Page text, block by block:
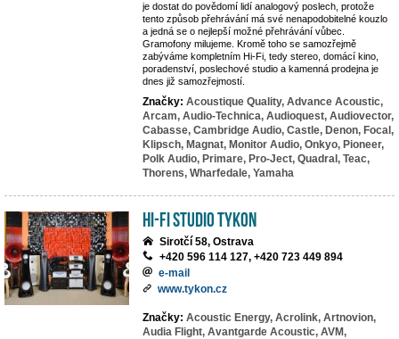
je dostat do povědomí lidí analogový poslech, protože
tento způsob přehrávání má své nenapodobitelné kouzlo
a jedná se o nejlepší možné přehrávání vůbec.
Gramofony milujeme. Kromě toho se samozřejmě
zabýváme kompletním Hi-Fi, tedy stereo, domácí kino,
poradenství, poslechové studio a kamenná prodejna je
dnes již samozřejmostí.
Značky: Acoustique Quality, Advance Acoustic,
Arcam, Audio-Technica, Audioquest, Audiovector,
Cabasse, Cambridge Audio, Castle, Denon, Focal,
Klipsch, Magnat, Monitor Audio, Onkyo, Pioneer,
Polk Audio, Primare, Pro-Ject, Quadral, Teac,
Thorens, Wharfedale, Yamaha
HI-FI studio TYKON
Sirotčí 58, Ostrava
+420 596 114 127, +420 723 449 894
e-mail
www.tykon.cz
Značky: Acoustic Energy, Acrolink, Artnovion,
Audia Flight, Avantgarde Acoustic, AVM,